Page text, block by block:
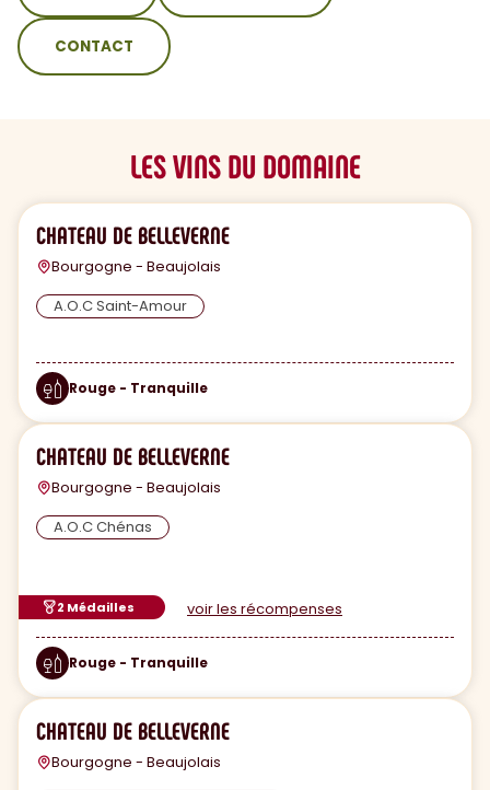
CONTACT
LES VINS DU DOMAINE
CHATEAU DE BELLEVERNE
Bourgogne - Beaujolais
A.O.C Saint-Amour
Rouge - Tranquille
CHATEAU DE BELLEVERNE
Bourgogne - Beaujolais
A.O.C Chénas
2 Médailles voir les récompenses
Rouge - Tranquille
CHATEAU DE BELLEVERNE
Bourgogne - Beaujolais